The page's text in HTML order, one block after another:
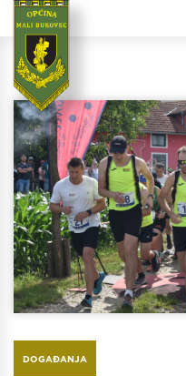
DOGAĐANJA